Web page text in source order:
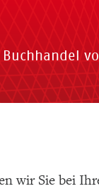
wir Sie bei